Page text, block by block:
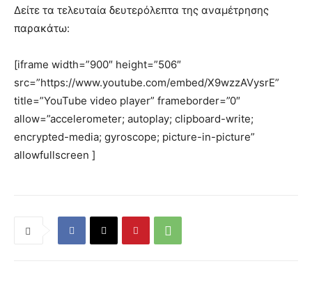
Δείτε τα τελευταία δευτερόλεπτα της αναμέτρησης
παρακάτω:
[iframe width=”900″ height=”506″
src=”https://www.youtube.com/embed/X9wzzAVysrE”
title=”YouTube video player” frameborder=”0″
allow=”accelerometer; autoplay; clipboard-write;
encrypted-media; gyroscope; picture-in-picture”
allowfullscreen ]